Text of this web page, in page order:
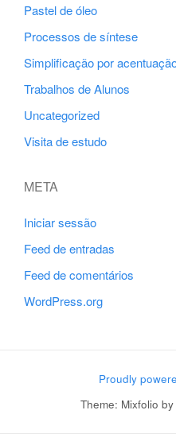
Pastel de óleo
Processos de síntese
Simplificação por
Trabalhos de Alunos
Uncategorized
Visita de estudo
META
Iniciar sessão
Feed de entradas
Feed de comentários
WordPress.org
Proudly
Theme: Mixfolio by